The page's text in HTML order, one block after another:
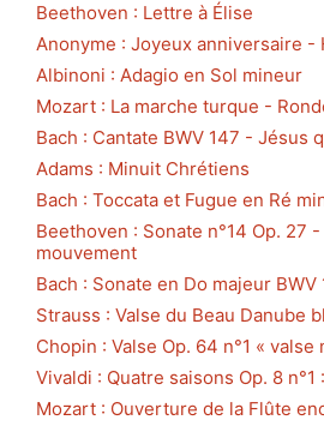
Beethoven : Lettre à Élise
Anonyme : Joyeux anniversaire -
Albinoni : Adagio en Sol mineur
Mozart : La marche turque -
Bach : Cantate BWV 147 - Jésus
Adams : Minuit Chrétiens
Bach : Toccata et Fugue en Ré
Beethoven : Sonate n°14 Op. 27
mouvement
Bach : Sonate en Do majeur BWV
Strauss : Valse du Beau Danube
Chopin : Valse Op. 64 n°1 « valse
Vivaldi : Quatre saisons Op. 8
Mozart : Ouverture de la Flûte